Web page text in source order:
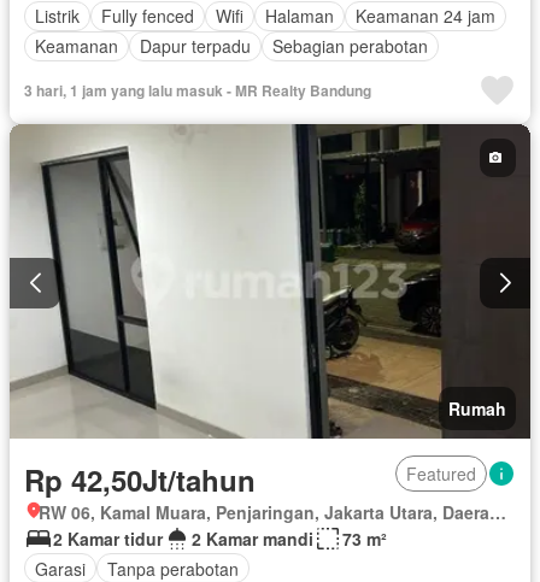
Listrik
Fully fenced Wifi Halaman
Keamanan 24 jam
Keamanan
Dapur terpadu Sebagian perabotan
3 hari, 1 jam yang lalu masuk - MR Realty Bandung
Rumah
Rp 42,50Jt/tahun
Featured
RW 06, Kamal Muara, Penjaringan, Jakarta Utara, Daerah Khusus Ibukota Jakarta
2 Kamar tidur
2 Kamar mandi
73 m²
Garasi
Tanpa perabotan